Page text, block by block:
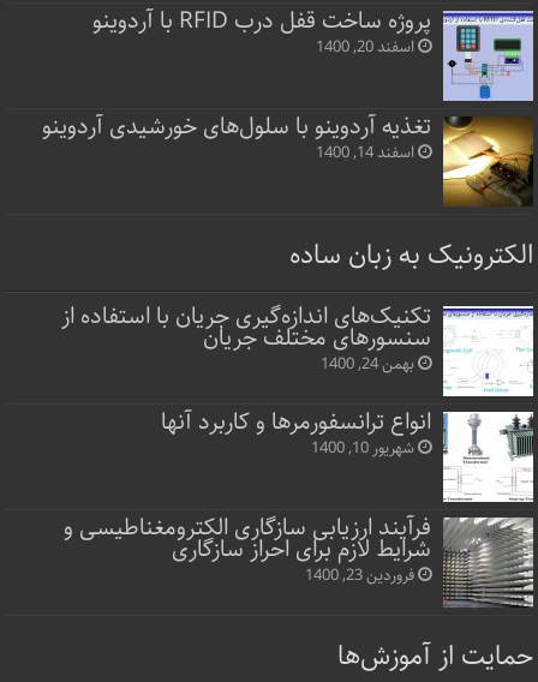
پروژه ساخت قفل‌ درب RFID با آردوینو
اسفند 20, 1400
تغذیه آردوینو با سلول‌های خورشیدی آردوینو
اسفند 14, 1400
الکترونیک به زبان ساده
تکنیک‌های اندازه‌گیری جریان با استفاده از
سنسورهای مختلف جریان
بهمن 24, 1400
انواع ترانسفورمرها و کاربرد آنها
شهریور 10, 1400
فرآیند ارزیابی سازگاری الکترومغناطیسی و
شرایط لازم برای احراز سازگاری
فروردین 23, 1400
حمایت از آموزش‌ها